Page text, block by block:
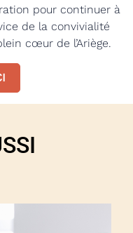
pour continuer à
de la convivialité
cœur de l’Ariège.